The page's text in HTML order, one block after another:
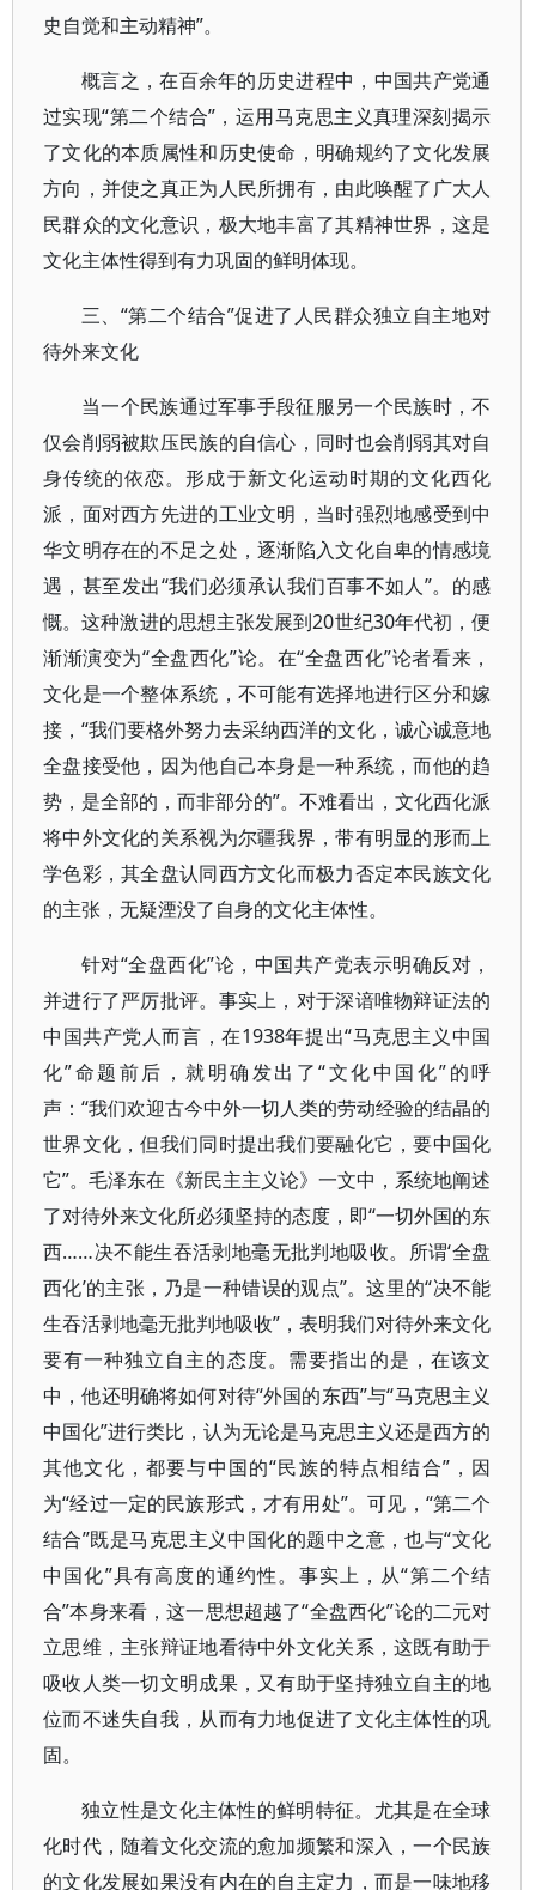
史自觉和主动精神”。
概言之，在百余年的历史进程中，中国共产党通
过实现“第二个结合”，运用马克思主义真理深刻揭示
了文化的本质属性和历史使命，明确规约了文化发展
方向，并使之真正为人民所拥有，由此唤醒了广大人
民群众的文化意识，极大地丰富了其精神世界，这是
文化主体性得到有力巩固的鲜明体现。
三、“第二个结合”促进了人民群众独立自主地对
待外来文化
当一个民族通过军事手段征服另一个民族时，不
仅会削弱被欺压民族的自信心，同时也会削弱其对自
身传统的依恋。形成于新文化运动时期的文化西化
派，面对西方先进的工业文明，当时强烈地感受到中
华文明存在的不足之处，逐渐陷入文化自卑的情感境
遇，甚至发出“我们必须承认我们百事不如人”。的感
慨。这种激进的思想主张发展到20世纪30年代初，便
渐渐演变为“全盘西化”论。在“全盘西化”论者看来，
文化是一个整体系统，不可能有选择地进行区分和嫁
接，“我们要格外努力去采纳西洋的文化，诚心诚意地
全盘接受他，因为他自己本身是一种系统，而他的趋
势，是全部的，而非部分的”。不难看出，文化西化派
将中外文化的关系视为尔疆我界，带有明显的形而上
学色彩，其全盘认同西方文化而极力否定本民族文化
的主张，无疑湮没了自身的文化主体性。
针对“全盘西化”论，中国共产党表示明确反对，
并进行了严厉批评。事实上，对于深谙唯物辩证法的
中国共产党人而言，在1938年提出“马克思主义中国
化”命题前后，就明确发出了“文化中国化”的呼
声：“我们欢迎古今中外一切人类的劳动经验的结晶的
世界文化，但我们同时提出我们要融化它，要中国化
它”。毛泽东在《新民主主义论》一文中，系统地阐述
了对待外来文化所必须坚持的态度，即“一切外国的东
西……决不能生吞活剥地毫无批判地吸收。所谓‘全盘
西化’的主张，乃是一种错误的观点”。这里的“决不能
生吞活剥地毫无批判地吸收”，表明我们对待外来文化
要有一种独立自主的态度。需要指出的是，在该文
中，他还明确将如何对待“外国的东西”与“马克思主义
中国化”进行类比，认为无论是马克思主义还是西方的
其他文化，都要与中国的“民族的特点相结合”，因
为“经过一定的民族形式，才有用处”。可见，“第二个
结合”既是马克思主义中国化的题中之意，也与“文化
中国化”具有高度的通约性。事实上，从“第二个结
合”本身来看，这一思想超越了“全盘西化”论的二元对
立思维，主张辩证地看待中外文化关系，这既有助于
吸收人类一切文明成果，又有助于坚持独立自主的地
位而不迷失自我，从而有力地促进了文化主体性的巩
固。
独立性是文化主体性的鲜明特征。尤其是在全球
化时代，随着文化交流的愈加频繁和深入，一个民族
的文化发展如果没有内在的自主定力，而是一味地移